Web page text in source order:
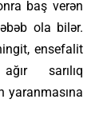
baş verən
ola bilər.
ensefalit
sarılıq
yaranmasına